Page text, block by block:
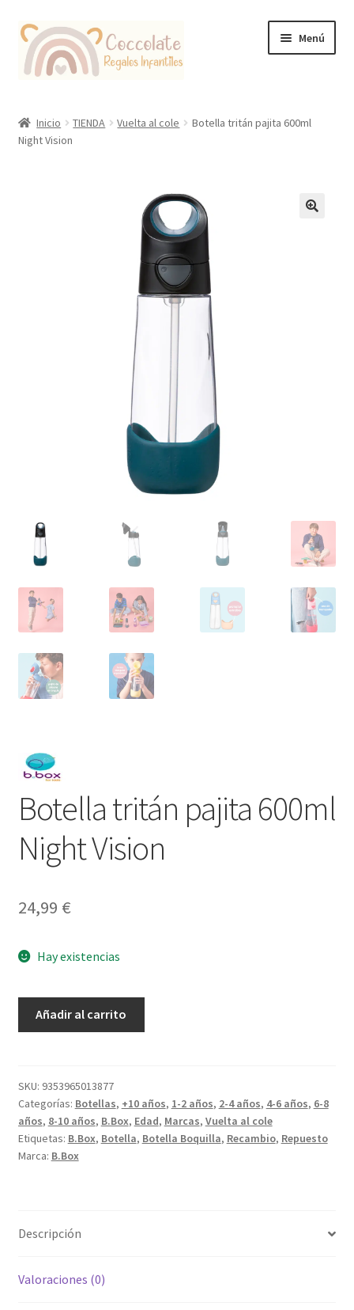
Ir
la
Ir
contenido
Menú
Coccolate Puericultura y Juguetería Educativa
Inicio TIENDA Vuelta al cole
Botella tritán pajita 600ml
Night Vision
Botella tritán pajita 600ml
Night Vision
24,99 €
Hay existencias
Night
Vision
cantidad
Añadir al carrito
SKU: 9353965013877
Categorías: Botellas, +10 años, 1-2 años, 2-4 años, 4-6 años, 6-8
años, 8-10 años, B.Box, Edad, Marcas, Vuelta al cole
Etiquetas: B.Box, Botella, Botella Boquilla, Recambio, Repuesto
Marca: B.Box
Descripción
Valoraciones (0)